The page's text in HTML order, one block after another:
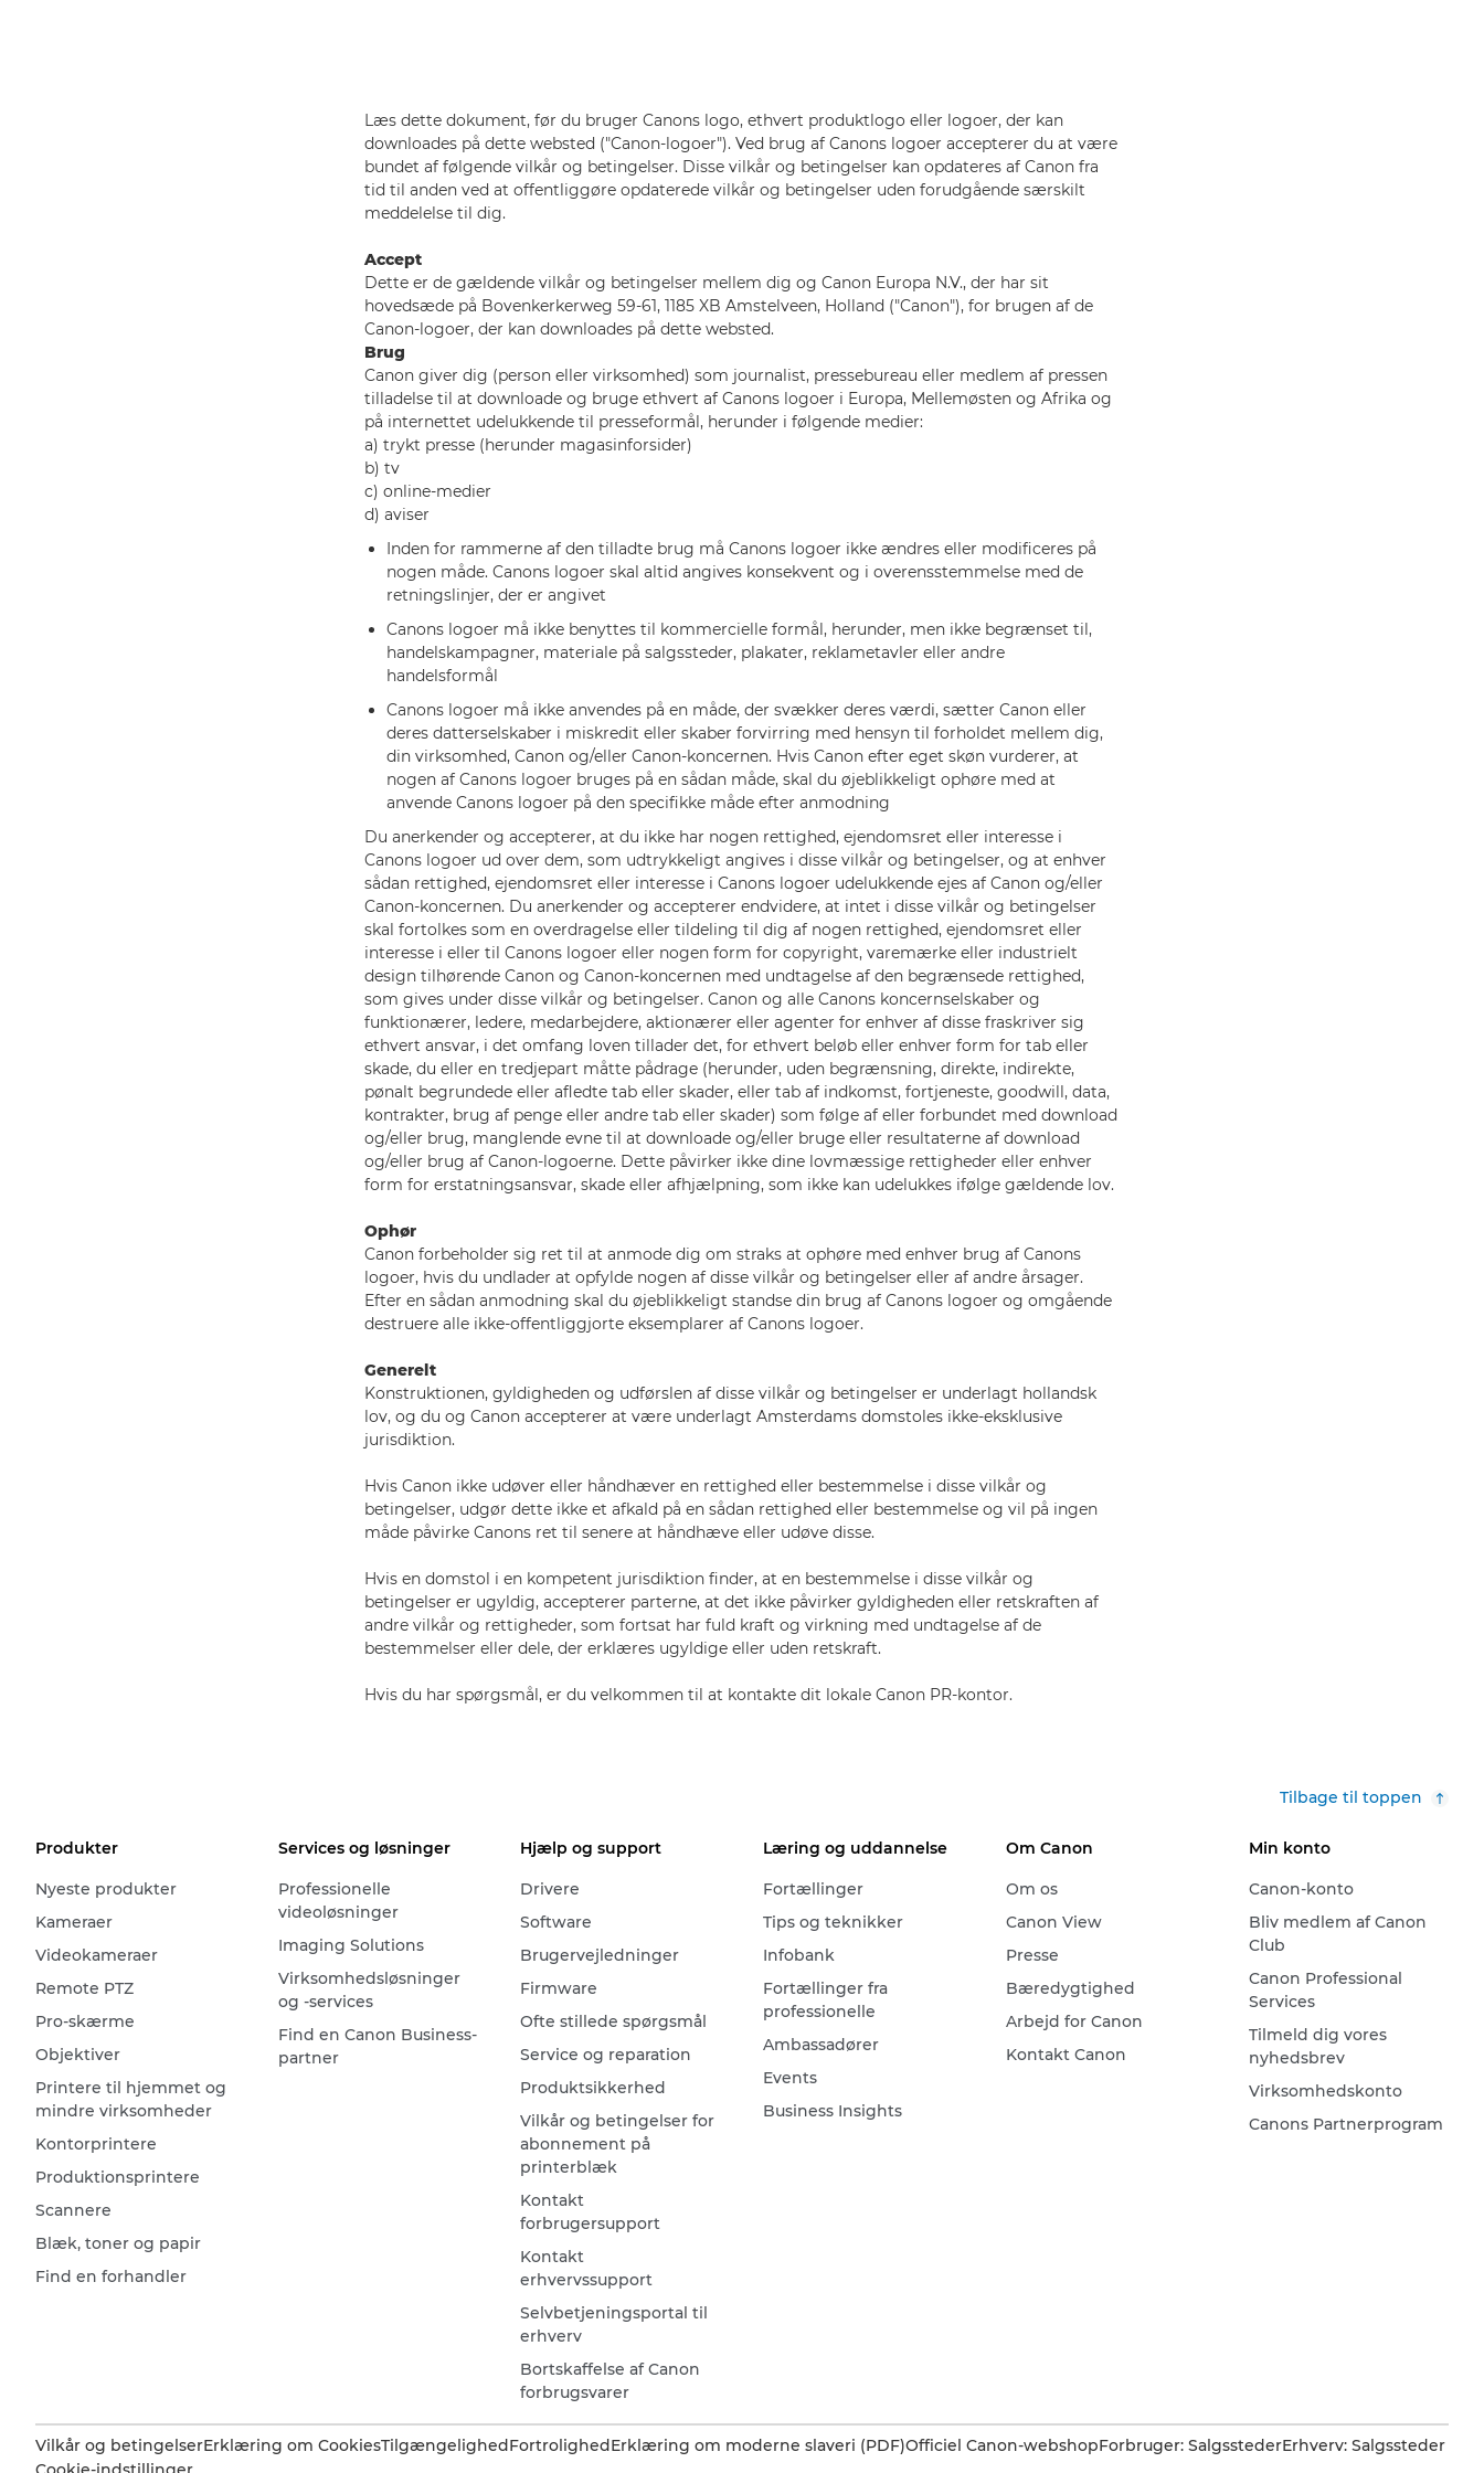
Læs dette dokument, før du bruger Canons logo, ethvert produktlogo eller logoer, der kan
downloades på dette websted ("Canon-logoer"). Ved brug af Canons logoer accepterer du at være
bundet af følgende vilkår og betingelser. Disse vilkår og betingelser kan opdateres af Canon fra
tid til anden ved at offentliggøre opdaterede vilkår og betingelser uden forudgående særskilt
meddelelse til dig.
Accept
Dette er de gældende vilkår og betingelser mellem dig og Canon Europa N.V., der har sit
hovedsæde på Bovenkerkerweg 59-61, 1185 XB Amstelveen, Holland ("Canon"), for brugen af de
Canon-logoer, der kan downloades på dette websted.
Brug
Canon giver dig (person eller virksomhed) som journalist, pressebureau eller medlem af pressen
tilladelse til at downloade og bruge ethvert af Canons logoer i Europa, Mellemøsten og Afrika og
på internettet udelukkende til presseformål, herunder i følgende medier:
a) trykt presse (herunder magasinforsider)
b) tv
c) online-medier
d) aviser
Inden for rammerne af den tilladte brug må Canons logoer ikke ændres eller modificeres på
nogen måde. Canons logoer skal altid angives konsekvent og i overensstemmelse med de
retningslinjer, der er angivet
Canons logoer må ikke benyttes til kommercielle formål, herunder, men ikke begrænset til,
handelskampagner, materiale på salgssteder, plakater, reklametavler eller andre
handelsformål
Canons logoer må ikke anvendes på en måde, der svækker deres værdi, sætter Canon eller
deres datterselskaber i miskredit eller skaber forvirring med hensyn til forholdet mellem dig,
din virksomhed, Canon og/eller Canon-koncernen. Hvis Canon efter eget skøn vurderer, at
nogen af Canons logoer bruges på en sådan måde, skal du øjeblikkeligt ophøre med at
anvende Canons logoer på den specifikke måde efter anmodning
Du anerkender og accepterer, at du ikke har nogen rettighed, ejendomsret eller interesse i
Canons logoer ud over dem, som udtrykkeligt angives i disse vilkår og betingelser, og at enhver
sådan rettighed, ejendomsret eller interesse i Canons logoer udelukkende ejes af Canon og/eller
Canon-koncernen. Du anerkender og accepterer endvidere, at intet i disse vilkår og betingelser
skal fortolkes som en overdragelse eller tildeling til dig af nogen rettighed, ejendomsret eller
interesse i eller til Canons logoer eller nogen form for copyright, varemærke eller industrielt
design tilhørende Canon og Canon-koncernen med undtagelse af den begrænsede rettighed,
som gives under disse vilkår og betingelser. Canon og alle Canons koncernselskaber og
funktionærer, ledere, medarbejdere, aktionærer eller agenter for enhver af disse fraskriver sig
ethvert ansvar, i det omfang loven tillader det, for ethvert beløb eller enhver form for tab eller
skade, du eller en tredjepart måtte pådrage (herunder, uden begrænsning, direkte, indirekte,
pønalt begrundede eller afledte tab eller skader, eller tab af indkomst, fortjeneste, goodwill, data,
kontrakter, brug af penge eller andre tab eller skader) som følge af eller forbundet med download
og/eller brug, manglende evne til at downloade og/eller bruge eller resultaterne af download
og/eller brug af Canon-logoerne. Dette påvirker ikke dine lovmæssige rettigheder eller enhver
form for erstatningsansvar, skade eller afhjælpning, som ikke kan udelukkes ifølge gældende lov.
Ophør
Canon forbeholder sig ret til at anmode dig om straks at ophøre med enhver brug af Canons
logoer, hvis du undlader at opfylde nogen af disse vilkår og betingelser eller af andre årsager.
Efter en sådan anmodning skal du øjeblikkeligt standse din brug af Canons logoer og omgående
destruere alle ikke-offentliggjorte eksemplarer af Canons logoer.
Generelt
Konstruktionen, gyldigheden og udførslen af disse vilkår og betingelser er underlagt hollandsk
lov, og du og Canon accepterer at være underlagt Amsterdams domstoles ikke-eksklusive
jurisdiktion.
Hvis Canon ikke udøver eller håndhæver en rettighed eller bestemmelse i disse vilkår og
betingelser, udgør dette ikke et afkald på en sådan rettighed eller bestemmelse og vil på ingen
måde påvirke Canons ret til senere at håndhæve eller udøve disse.
Hvis en domstol i en kompetent jurisdiktion finder, at en bestemmelse i disse vilkår og
betingelser er ugyldig, accepterer parterne, at det ikke påvirker gyldigheden eller retskraften af
andre vilkår og rettigheder, som fortsat har fuld kraft og virkning med undtagelse af de
bestemmelser eller dele, der erklæres ugyldige eller uden retskraft.
Hvis du har spørgsmål, er du velkommen til at kontakte dit lokale Canon PR-kontor.
Tilbage til toppen
Produkter
Nyeste produkter
Kameraer
Videokameraer
Remote PTZ
Pro-skærme
Objektiver
Printere til hjemmet og
mindre virksomheder
Kontorprintere
Produktionsprintere
Scannere
Blæk, toner og papir
Find en forhandler
Services og løsninger
Professionelle
videoløsninger
Imaging Solutions
Virksomhedsløsninger
og -services
Find en Canon Business-
partner
Hjælp og support
Drivere
Software
Brugervejledninger
Firmware
Ofte stillede spørgsmål
Service og reparation
Produktsikkerhed
Vilkår og betingelser for
abonnement på
printerblæk
Kontakt
forbrugersupport
Kontakt
erhvervssupport
Selvbetjeningsportal til
erhverv
Bortskaffelse af Canon
forbrugsvarer
Læring og uddannelse
Fortællinger
Tips og teknikker
Infobank
Fortællinger fra
professionelle
Ambassadører
Events
Business Insights
Om Canon
Om os
Canon View
Presse
Bæredygtighed
Arbejd for Canon
Kontakt Canon
Min konto
Canon-konto
Bliv medlem af Canon
Club
Canon Professional
Services
Tilmeld dig vores
nyhedsbrev
Virksomhedskonto
Canons Partnerprogram
Vilkår og betingelserErklæring om CookiesTilgængelighedFortrolighedErklæring om moderne slaveri (PDF)Officiel Canon-webshopForbruger: SalgsstederErhverv: Salgssteder